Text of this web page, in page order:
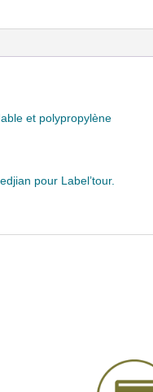
et polypropylène
pour Label’tour.